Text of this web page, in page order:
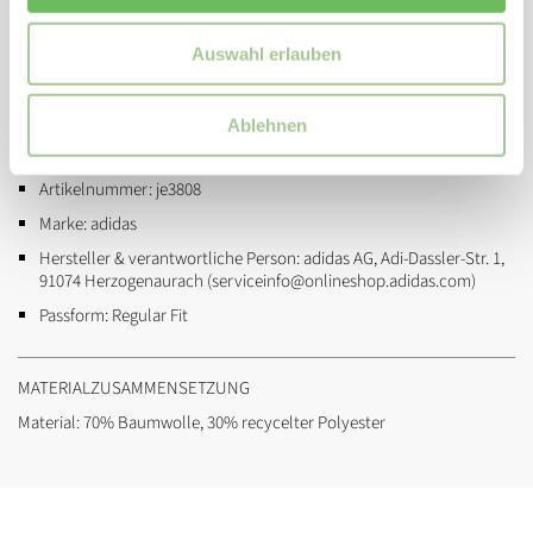
Auswahl erlauben
Ablehnen
Überschnittene Schultern
Bündchen und Saum gerippt
Hinten etwas kürzerer geschnitten
Artikelnummer:je3808
Marke:adidas
Hersteller & verantwortliche Person:adidas AG, Adi-Dassler-Str. 1,
91074 Herzogenaurach (serviceinfo@onlineshop.adidas.com)
Passform:Regular Fit
MATERIALZUSAMMENSETZUNG
Material: 70% Baumwolle, 30% recycelter Polyester